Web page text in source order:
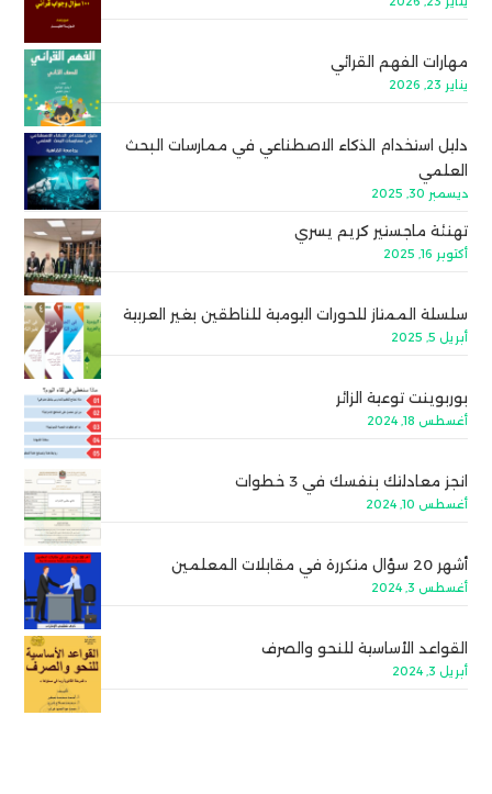
مهارات الفهم القرائي
يناير 23, 2026
دليل استخدام الذكاء الاصطناعي في ممارسات البحث
العلمي
ديسمبر 30, 2025
تهنئة ماجستير كريم يسري
أكتوبر 16, 2025
سلسلة الممتاز للحورات اليومية للناطقين بغير العربية
أبريل 5, 2025
بوربوينت توعية الزائر
أغسطس 18, 2024
انجز معادلتك بنفسك في 3 خطوات
أغسطس 10, 2024
أشهر 20 سؤال متكررة في مقابلات المعلمين
أغسطس 3, 2024
القواعد الأساسية للنحو والصرف
أبريل 3, 2024